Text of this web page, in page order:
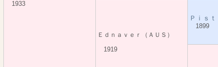
1933
Ｅｄｎａｖｅｒ（ＡＵＳ）
1919
Ｐｉｓ
1899